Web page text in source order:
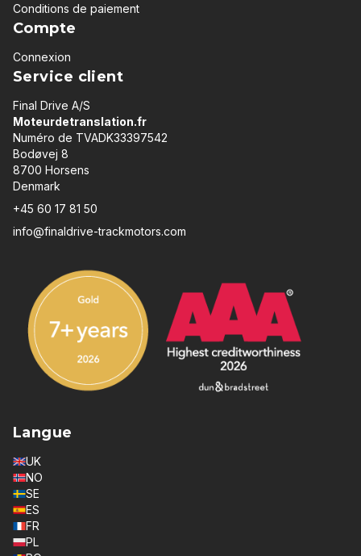
Conditions de paiement
Compte
Connexion
Service client
Final Drive A/S
Moteurdetranslation.fr
Numéro de TVADK33397542
Bodøvej 8
8700 Horsens
Denmark
+45 60 17 81 50
info@finaldrive-trackmotors.com
Langue
UK
NO
SE
ES
FR
PL